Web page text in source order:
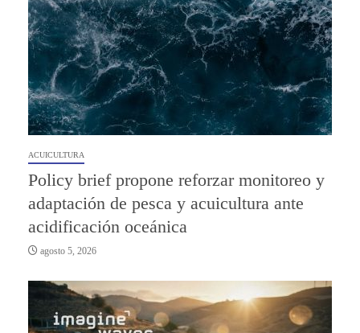
ACUICULTURA
Policy brief propone reforzar monitoreo y
adaptación de pesca y acuicultura ante
acidificación oceánica
agosto 5, 2026